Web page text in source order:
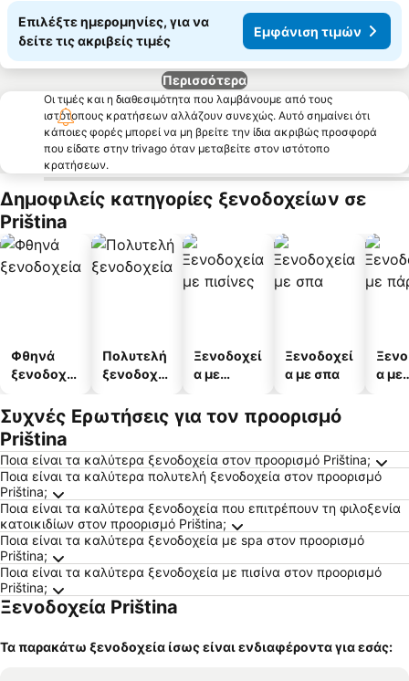
Επιλέξτε ημερομηνίες, για να
δείτε τις ακριβείς τιμές
Εμφάνιση τιμών
Περισσότερα
Οι τιμές και η διαθεσιμότητα που λαμβάνουμε από τους
ιστότοπους κρατήσεων αλλάζουν συνεχώς. Αυτό σημαίνει ότι
κάποιες φορές μπορεί να μη βρείτε την ίδια ακριβώς προσφορά
που είδατε στην trivago όταν μεταβείτε στον ιστότοπο
κρατήσεων.
Δημοφιλείς κατηγορίες ξενοδοχείων σε
Priština
Φθηνά
ξενοδοχεί
Πολυτελή
ξενοδοχεί
Ξενοδοχεί
α με
Ξενοδοχεί
α με σπα
α με
Συχνές Ερωτήσεις για τον προορισμό
Priština
Ποια είναι τα καλύτερα ξενοδοχεία στον προορισμό Priština;
Ποια είναι τα καλύτερα πολυτελή ξενοδοχεία στον προορισμό
Priština;
Ποια είναι τα καλύτερα ξενοδοχεία που επιτρέπουν τη φιλοξενία
κατοικιδίων στον προορισμό Priština;
Ποια είναι τα καλύτερα ξενοδοχεία με spa στον προορισμό
Priština;
Ποια είναι τα καλύτερα ξενοδοχεία με πισίνα στον προορισμό
Priština;
Ξενοδοχεία Priština
Τα παρακάτω ξενοδοχεία ίσως είναι ενδιαφέροντα για εσάς: